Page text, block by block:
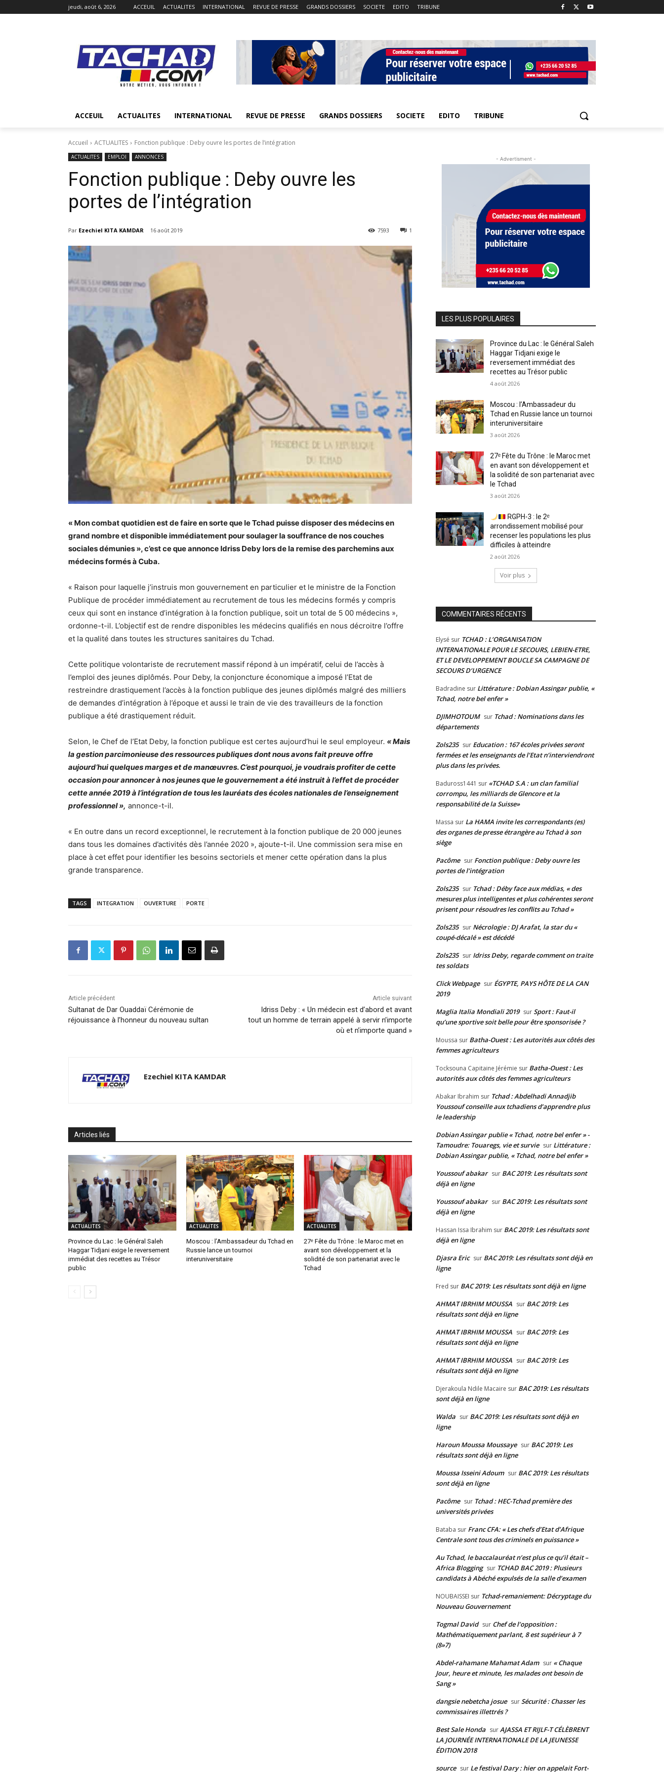
jeudi, août 6, 2026 ACCEUIL ACTUALITES INTERNATIONAL REVUE DE PRESSE GRANDS DOSSIERS SOCIETE EDITO TRIBUNE
ACCEUIL ACTUALITES INTERNATIONAL REVUE DE PRESSE GRANDS DOSSIERS SOCIETE EDITO TRIBUNE
Accueil ACTUALITES Fonction publique : Deby ouvre les portes de l’intégration
ACTUALITES EMPLOI ANNONCES
Fonction publique : Deby ouvre les
portes de l’intégration
Par Ezechiel KITA KAMDAR 16 août 2019 1
7593
« Mon combat quotidien est de faire en sorte que le Tchad puisse disposer des médecins en
grand nombre et disponible immédiatement pour soulager la souffrance de nos couches
sociales démunies », c’est ce que annonce Idriss Deby lors de la remise des parchemins aux
médecins formés à Cuba.
« Raison pour laquelle j’instruis mon gouvernement en particulier et le ministre de la Fonction
Publique de procéder immédiatement au recrutement de tous les médecins formés y compris
ceux qui sont en instance d’intégration à la fonction publique, soit un total de 5 00 médecins »,
ordonne-t-il. L’objectif est de rendre disponibles les médecins qualifiés en nous décroitre l’offre
et la qualité dans toutes les structures sanitaires du Tchad.
Cette politique volontariste de recrutement massif répond à un impératif, celui de l’accès à
l’emploi des jeunes diplômés. Pour Deby, la conjoncture économique a imposé l’Etat de
restreindre drastiquement l’accès à la fonction publique des jeunes diplômés malgré des milliers
de demandes d’intégration à l’époque et aussi le train de vie des travailleurs de la fonction
publique a été drastiquement réduit.
Selon, le Chef de l’Etat Deby, la fonction publique est certes aujourd’hui le seul employeur. « Mais
la gestion parcimonieuse des ressources publiques dont nous avons fait preuve offre
aujourd’hui quelques marges et de manœuvres. C’est pourquoi, je voudrais profiter de cette
occasion pour annoncer à nos jeunes que le gouvernement a été instruit à l’effet de procéder
cette année 2019 à l’intégration de tous les lauréats des écoles nationales de l’enseignement
professionnel », annonce-t-il.
« En outre dans un record exceptionnel, le recrutement à la fonction publique de 20 000 jeunes
dans tous les domaines d’activités dès l’année 2020 », ajoute-t-il. Une commission sera mise en
place à cet effet pour identifier les besoins sectoriels et mener cette opération dans la plus
grande transparence.
TAGS INTEGRATION OUVERTURE PORTE
Article précédent
Sultanat de Dar Ouaddaï Cérémonie de
réjouissance à l’honneur du nouveau sultan
Article suivant
Idriss Deby : « Un médecin est d’abord et avant
tout un homme de terrain appelé à servir n’importe
où et n’importe quand »
Ezechiel KITA KAMDAR
Articles liés
ACTUALITES
Province du Lac : le Général Saleh
Haggar Tidjani exige le reversement
immédiat des recettes au Trésor
public
ACTUALITES
Moscou : l’Ambassadeur du Tchad en
Russie lance un tournoi
interuniversitaire
ACTUALITES
27ᵉ Fête du Trône : le Maroc met en
avant son développement et la
solidité de son partenariat avec le
Tchad
- Advertisment -
LES PLUS POPULAIRES
Province du Lac : le Général Saleh
Haggar Tidjani exige le
reversement immédiat des
recettes au Trésor public
4 août 2026
Moscou : l’Ambassadeur du
Tchad en Russie lance un tournoi
interuniversitaire
3 août 2026
27ᵉ Fête du Trône : le Maroc met
en avant son développement et
la solidité de son partenariat avec
le Tchad
3 août 2026
RGPH-3 : le 2ᵉ
arrondissement mobilisé pour
recenser les populations les plus
difficiles à atteindre
2 août 2026
Voir plus
COMMENTAIRES RÉCENTS
Elysé sur TCHAD : L’ORGANISATION
INTERNATIONALE POUR LE SECOURS, LEBIEN-ETRE,
ET LE DEVELOPPEMENT BOUCLE SA CAMPAGNE DE
SECOURS D’URGENCE
Badradine sur Littérature : Dobian Assingar publie, «
Tchad, notre bel enfer »
DJIMHOTOUM sur Tchad : Nominations dans les
départements
Zols235 sur Education : 167 écoles privées seront
fermées et les enseignants de l’Etat n’interviendront
plus dans les privées.
Baduross1441 sur «TCHAD S.A : un clan familial
corrompu, les milliards de Glencore et la
responsabilité de la Suisse»
Massa sur La HAMA invite les correspondants (es)
des organes de presse étrangère au Tchad à son
siège
Pacôme sur Fonction publique : Deby ouvre les
portes de l’intégration
Zols235 sur Tchad : Déby face aux médias, « des
mesures plus intelligentes et plus cohérentes seront
prisent pour résoudres les conflits au Tchad »
Zols235 sur Nécrologie : DJ Arafat, la star du «
coupé-décalé » est décédé
Zols235 sur Idriss Deby, regarde comment on traite
tes soldats
Click Webpage sur ÉGYPTE, PAYS HÔTE DE LA CAN
2019
Maglia Italia Mondiali 2019 surSport : Faut-il
qu’une sportive soit belle pour être sponsorisée ?
Moussa sur Batha-Ouest : Les autorités aux côtés des
femmes agriculteurs
Tocksouna Capitaine Jérémie sur Batha-Ouest : Les
autorités aux côtés des femmes agriculteurs
Abakar Ibrahim sur Tchad : Abdelhadi Annadjib
Youssouf conseille aux tchadiens d’apprendre plus
le leadership
Dobian Assingar publie « Tchad, notre bel enfer » -
Tamoudre: Touaregs, vie et survie sur Littérature :
Dobian Assingar publie, « Tchad, notre bel enfer »
Youssouf abakar sur BAC 2019: Les résultats sont
déjà en ligne
Youssouf abakar sur BAC 2019: Les résultats sont
déjà en ligne
Hassan Issa Ibrahim sur BAC 2019: Les résultats sont
déjà en ligne
Djasra Eric sur BAC 2019: Les résultats sont déjà en
ligne
Fred sur BAC 2019: Les résultats sont déjà en ligne
AHMAT IBRHIM MOUSSA sur BAC 2019: Les
résultats sont déjà en ligne
AHMAT IBRHIM MOUSSA sur BAC 2019: Les
résultats sont déjà en ligne
AHMAT IBRHIM MOUSSA sur BAC 2019: Les
résultats sont déjà en ligne
Djerakoula Ndile Macaire sur BAC 2019: Les résultats
sont déjà en ligne
Walda sur BAC 2019: Les résultats sont déjà en
ligne
Haroun Moussa Moussaye sur BAC 2019: Les
résultats sont déjà en ligne
Moussa Isseini Adoum sur BAC 2019: Les résultats
sont déjà en ligne
Pacôme sur Tchad : HEC-Tchad première des
universités privées
Bataba sur Franc CFA: « Les chefs d’Etat d’Afrique
Centrale sont tous des criminels en puissance »
Au Tchad, le baccalauréat n’est plus ce qu’il était –
Africa Blogging sur TCHAD BAC 2019 : Plusieurs
candidats à Abéché expulsés de la salle d’examen
NOUBAISSEI sur Tchad-remaniement: Décryptage du
Nouveau Gouvernement
Togmal David sur Chef de l’opposition :
Mathématiquement parlant, 8 est supérieur à 7
(8»7)
Abdel-rahamane Mahamat Adam sur « Chaque
Jour, heure et minute, les malades ont besoin de
Sang »
dangsie nebetcha josue surSécurité : Chasser les
commissaires illettrés ?
Best Sale Honda surAJASSA ET RIJLF-T CÉLÈBRENT
LA JOURNÉE INTERNATIONALE DE LA JEUNESSE
ÉDITION 2018
source sur Le festival Dary : hier on appelait Fort-